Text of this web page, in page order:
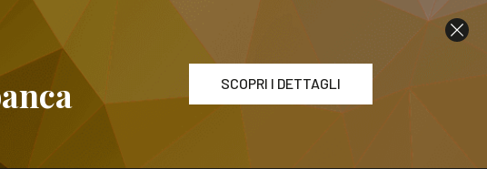
SCOPRI I DETTAGLI